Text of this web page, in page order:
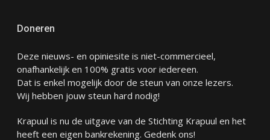
Doneren
Deze nieuws- en opiniesite is niet-commercieel,
onafhankelijk en 100% gratis voor iedereen.
Dat is enkel mogelijk door de steun van onze lezers.
Wij hebben jouw steun hard nodig!
Krapuul is nu de uitgave van de Stichting Krapuul en het
heeft een eigen bankrekening. Gedenk ons!